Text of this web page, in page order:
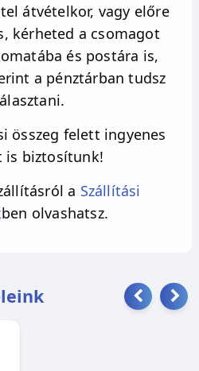
átvételkor, vagy előre
kérheted a csomagot
és postára is,
a pénztárban tudsz
összeg felett ingyenes
is biztosítunk!
a Szállítási
ben olvashatsz.